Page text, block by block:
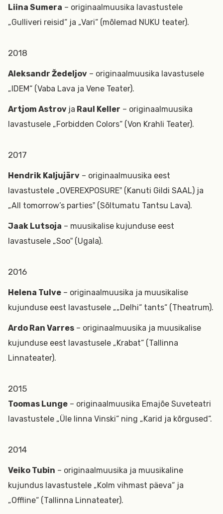
Liina Sumera – originaalmuusika lavastustele
„Gulliveri reisid“ ja „Vari“ (mõlemad NUKU teater).
2018
Aleksandr Žedeljov – originaalmuusika lavastusele
„IDEM“ (Vaba Lava ja Vene Teater).
Artjom Astrov ja Raul Keller – originaalmuusika
lavastusele „Forbidden Colors“ (Von Krahli Teater).
2017
Hendrik Kaljujärv – originaalmuusika eest
lavastustele „OVEREXPOSUREˮ (Kanuti Gildi SAAL) ja
„All tomorrow’s partiesˮ (Sõltumatu Tantsu Lava).
Jaak Lutsoja – muusikalise kujunduse eest
lavastusele „Sooˮ (Ugala).
2016
Helena Tulve – originaalmuusika ja muusikalise
kujunduse eest lavastusele „„Delhi“ tants“ (Theatrum).
Ardo Ran Varres – originaalmuusika ja muusikalise
kujunduse eest lavastusele „Krabat“ (Tallinna
Linnateater).
2015
Toomas Lunge – originaalmuusika Emajõe Suveteatri
lavastustele „Üle linna Vinski“ ning „Karid ja kõrgused“.
2014
Veiko Tubin – originaalmuusika ja muusikaline
kujundus lavastustele „Kolm vihmast päeva“ ja
„Offline“ (Tallinna Linnateater).